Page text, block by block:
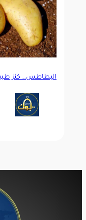
البطاطس.. كنز